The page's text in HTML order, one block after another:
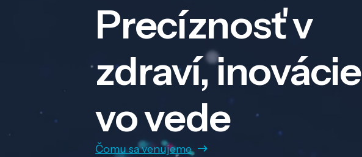
Precíznosť v
zdraví, inovácie
vo vede
Čomu sa venujeme